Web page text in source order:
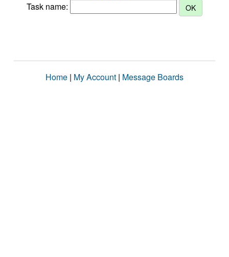
Task name:
Home | My Account | Message Boards